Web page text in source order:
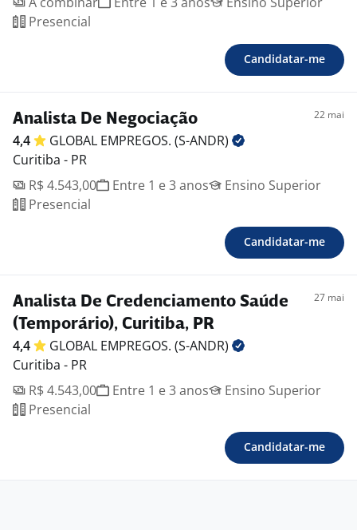
Presencial
Candidatar-me
Analista De Negociação 22 mai
4,4 GLOBAL EMPREGOS. (S-ANDR)
Curitiba - PR
R$ 4.543,00
Entre 1 e 3 anos
Ensino Superior
Presencial
Candidatar-me
Analista De Credenciamento Saúde
(Temporário), Curitiba, PR
27 mai
4,4 GLOBAL EMPREGOS. (S-ANDR)
Curitiba - PR
R$ 4.543,00
Entre 1 e 3 anos
Ensino Superior
Presencial
Candidatar-me